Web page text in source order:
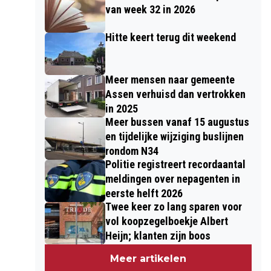
van week 32 in 2026
Hitte keert terug dit weekend
Meer mensen naar gemeente
Assen verhuisd dan vertrokken
in 2025
Meer bussen vanaf 15 augustus
en tijdelijke wijziging buslijnen
rondom N34
Politie registreert recordaantal
meldingen over nepagenten in
eerste helft 2026
Twee keer zo lang sparen voor
vol koopzegelboekje Albert
Heijn; klanten zijn boos
Meer artikelen